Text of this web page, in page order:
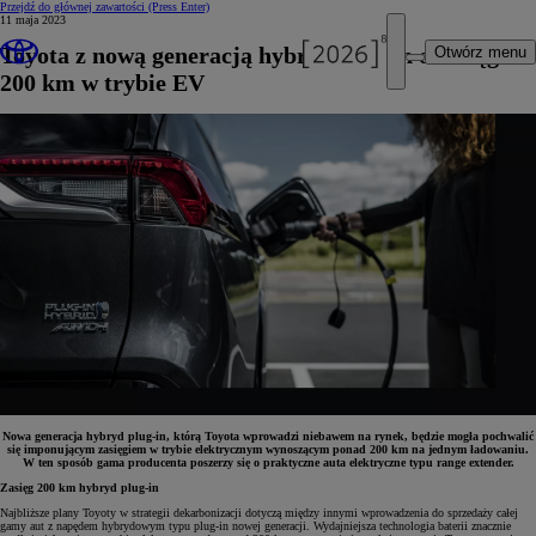
Przejdź do głównej zawartości (Press Enter)
Otwórz menu
11 maja 2023
Toyota z nową generacją hybryd plug-in o zasięgu
200 km w trybie EV
Nowa generacja hybryd plug-in, którą Toyota wprowadzi niebawem na rynek, będzie mogła pochwalić
się imponującym zasięgiem w trybie elektrycznym wynoszącym ponad 200 km na jednym ładowaniu.
W ten sposób gama producenta poszerzy się o praktyczne auta elektryczne typu range extender.
Zasięg 200 km hybryd plug-in
Najbliższe plany Toyoty w strategii dekarbonizacji dotyczą między innymi wprowadzenia do sprzedaży całej
gamy aut z napędem hybrydowym typu plug-in nowej generacji. Wydajniejsza technologia baterii znacznie